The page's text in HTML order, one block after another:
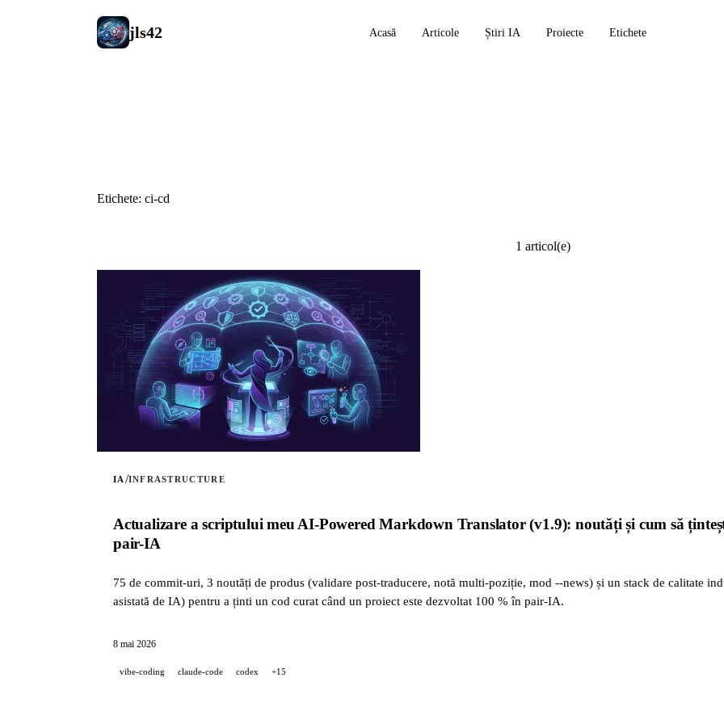
jls42 Acasă Articole Știri IA Proiecte Etichete
Etichete: ci-cd
1 articol(e)
IA /INFRASTRUCTURE
Actualizare a scriptului meu AI-Powered Markdown Translator (v1.9): noutăți și cum să
pair-IA
75 de commit-uri, 3 noutăți de produs (validare post-traducere, notă multi-poziție, mod --news) și un stack de calitate
asistată de IA) pentru a ținti un cod curat când un proiect este dezvoltat 100 % în pair-IA.
8 mai 2026
vibe-coding claude-code codex +15